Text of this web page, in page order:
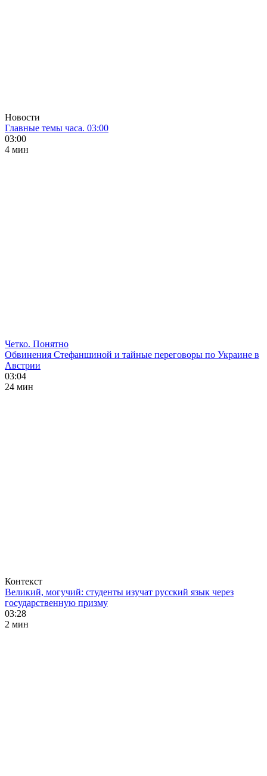
Новости
Главные темы часа. 03:00
03:00
4 мин
Четко. Понятно
Обвинения Стефаншиной и тайные переговоры по Украине в
Австрии
03:04
24 мин
Контекст
Великий, могучий: студенты изучат русский язык через
государственную призму
03:28
2 мин